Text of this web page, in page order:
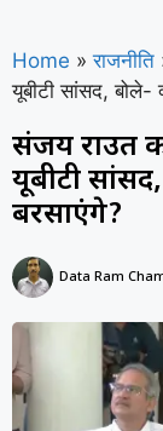
Home » राजनीति
यूबीटी सांसद, बोले-
संजय राउत
यूबीटी
बरसाएंगे?
Data Ram